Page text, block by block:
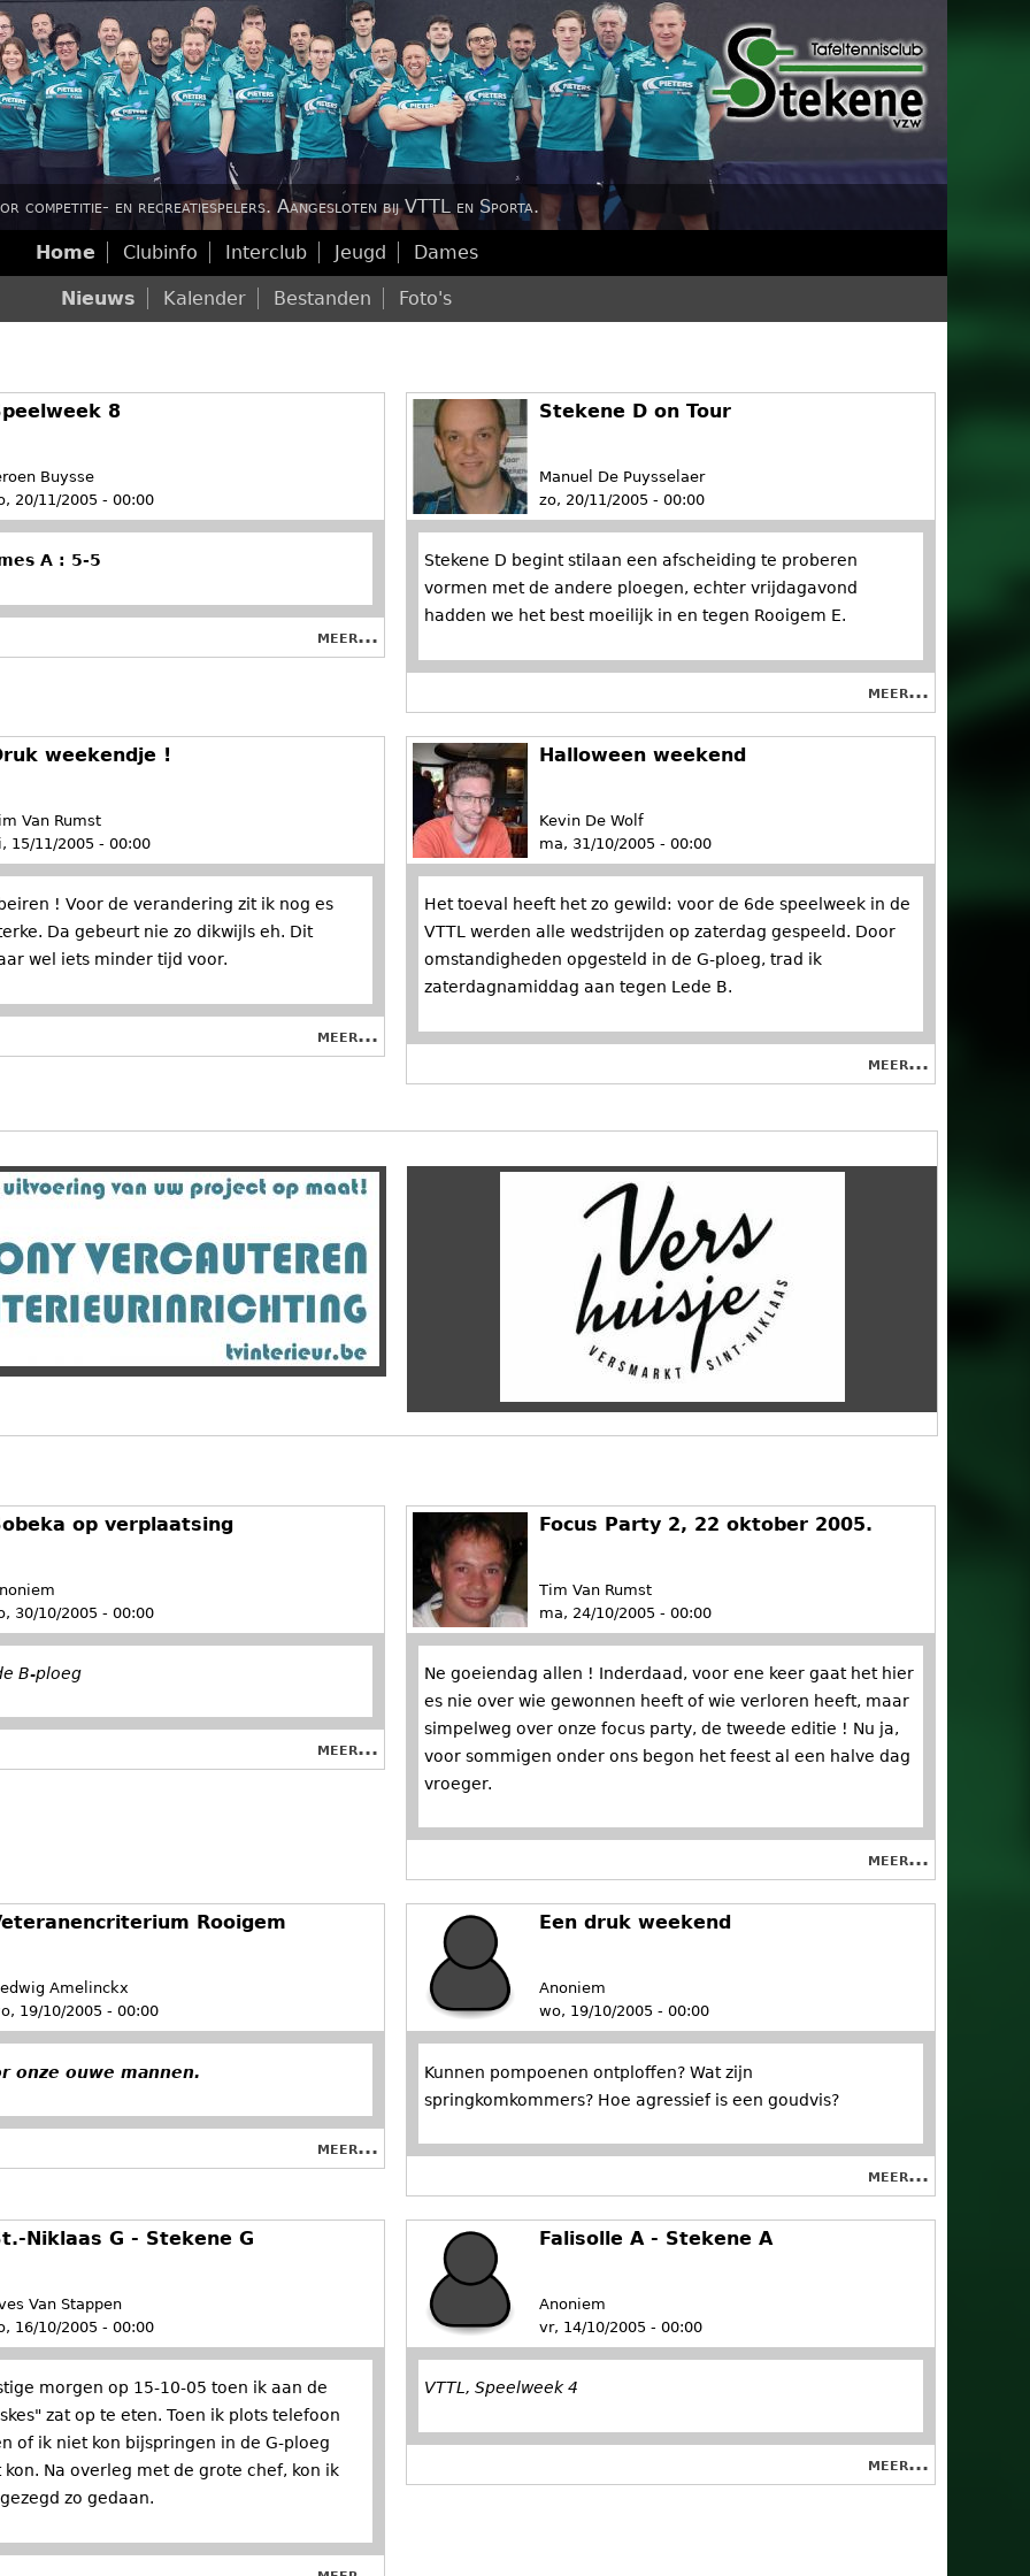
Jump to navigation
competitie- en recreatiespelers. Aangesloten bij VTTL en Sporta.
8
Buysse
20/11/2005 - 00:00
A : 5-5
meer...
Stekene D on Tour
Manuel De Puysselaer
zo, 20/11/2005 - 00:00
Stekene D begint stilaan een afscheiding te proberen
vormen met de andere ploegen, echter vrijdagavond
hadden we het best moeilijk in en tegen Rooigem E.
meer...
weekendje !
Van Rumst
15/11/2005 - 00:00
! Voor de verandering zit ik nog es
Da gebeurt nie zo dikwijls eh. Dit
wel iets minder tijd voor.
meer...
Halloween weekend
Kevin De Wolf
ma, 31/10/2005 - 00:00
Het toeval heeft het zo gewild: voor de 6de speelweek in de
VTTL werden alle wedstrijden op zaterdag gespeeld. Door
omstandigheden opgesteld in de G-ploeg, trad ik
zaterdagnamiddag aan tegen Lede B.
meer...
op verplaatsing
30/10/2005 - 00:00
B-ploeg
meer...
Focus Party 2, 22 oktober 2005.
Tim Van Rumst
ma, 24/10/2005 - 00:00
Ne goeiendag allen ! Inderdaad, voor ene keer gaat het hier
es nie over wie gewonnen heeft of wie verloren heeft, maar
simpelweg over onze focus party, de tweede editie ! Nu ja,
voor sommigen onder ons begon het feest al een halve dag
vroeger.
meer...
Rooigem
Amelinckx
19/10/2005 - 00:00
onze ouwe mannen.
meer...
Een druk weekend
Anoniem
wo, 19/10/2005 - 00:00
Kunnen pompoenen ontploffen? Wat zijn
springkomkommers? Hoe agressief is een goudvis?
meer...
Niklaas G - Stekene G
Van Stappen
16/10/2005 - 00:00
morgen op 15-10-05 toen ik aan de
zat op te eten. Toen ik plots telefoon
of ik niet kon bijspringen in de G-ploeg
Na overleg met de grote chef, kon ik
zo gedaan.
Falisolle A - Stekene A
Anoniem
vr, 14/10/2005 - 00:00
VTTL, Speelweek 4
meer...
H
o
d
m
e
Home Clubinfo Interclub Jeugd Dames
H
o
f
d
m
e
Nieuws Kalender Bestanden Foto's